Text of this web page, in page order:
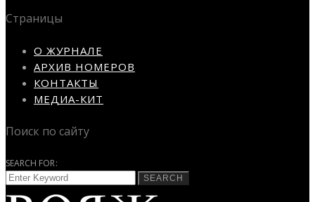
Страницы
О ЖУРНАЛЕ
АРХИВ НОМЕРОВ
КОНТАКТЫ
МЕДИА-КИТ
Поиск по сайту
SEARCH FOR:
SEARCH